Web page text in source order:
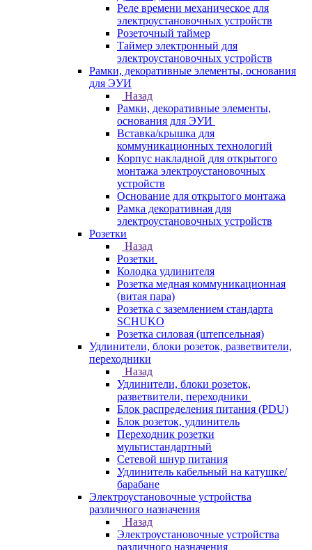
Реле времени механическое для
электроустановочных устройств
Розеточный таймер
Таймер электронный для
электроустановочных устройств
Рамки, декоративные элементы, основания
для ЭУИ
Назад
Рамки, декоративные элементы,
основания для ЭУИ
Вставка/крышка для
коммуникационных технологий
Корпус накладной для открытого
монтажа электроустановочных
устройств
Основание для открытого монтажа
Рамка декоративная для
электроустановочных устройств
Розетки
Назад
Розетки
Колодка удлинителя
Розетка медная коммуникационная
(витая пара)
Розетка с заземлением стандарта
SCHUKO
Розетка силовая (штепсельная)
Удлинители, блоки розеток, разветвители,
переходники
Назад
Удлинители, блоки розеток,
разветвители, переходники
Блок распределения питания (PDU)
Блок розеток, удлинитель
Переходник розетки
мультистандартный
Сетевой шнур питания
Удлинитель кабельный на катушке/
барабане
Электроустановочные устройства
различного назначения
Назад
Электроустановочные устройства
различного назначения